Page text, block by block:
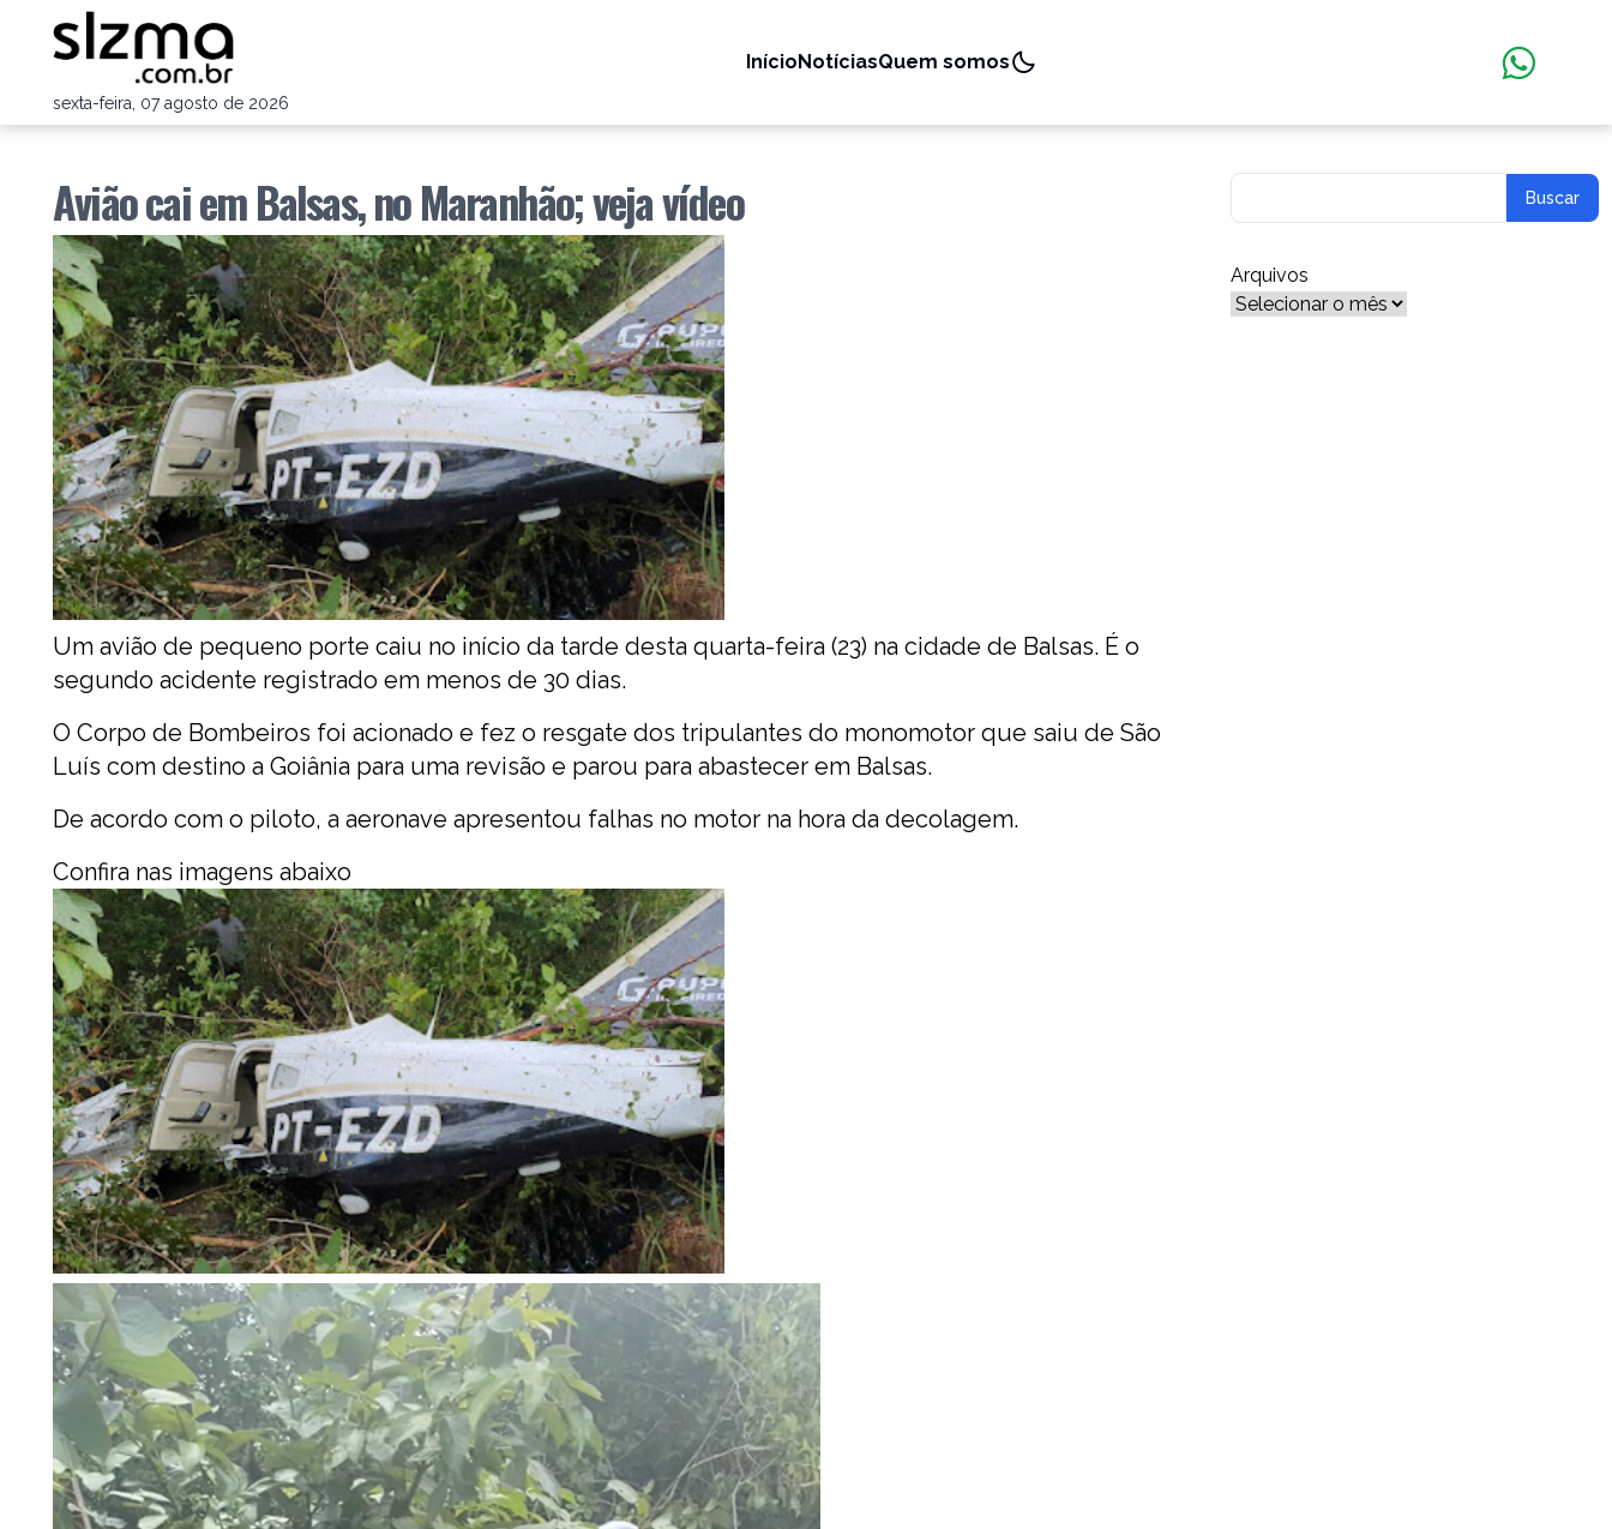
sexta-feira, 07 agosto de 2026
InícioNotíciasQuem somos
Avião cai em Balsas, no Maranhão; veja vídeo
Um avião de pequeno porte caiu no início da tarde desta quarta-feira (23) na cidade de Balsas. É o
segundo acidente registrado em menos de 30 dias.
O Corpo de Bombeiros foi acionado e fez o resgate dos tripulantes do monomotor que saiu de São
Luís com destino a Goiânia para uma revisão e parou para abastecer em Balsas.
De acordo com o piloto, a aeronave apresentou falhas no motor na hora da decolagem.
Confira nas imagens abaixo
Arquivos
Arquivos